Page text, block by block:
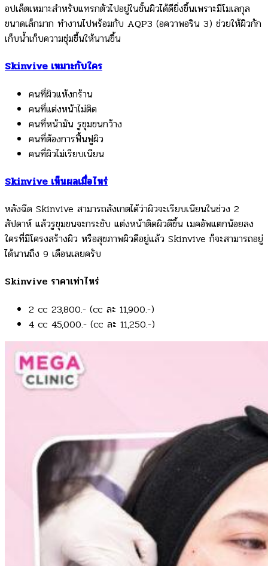
อปเล็ตเหมาะสำหรับแทรกตัวไปอยู่ในชั้นผิวได้ดียิ่งขึ้นเพราะมีโมเลกุล
ขนาดเล็กมาก ทำงานไปพร้อมกับ AQP3 (อควาพอริน 3) ช่วยให้ผิวกัก
เก็บน้ำเก็บความชุ่มชื้นให้นานขึ้น
Skinvive เหมาะกับใคร
คนที่ผิวแห้งกร้าน
คนที่แต่งหน้าไม่ติด
คนที่หน้ามัน รูขุมขนกว้าง
คนที่ต้องการฟื้นฟูผิว
คนที่ผิวไม่เรียบเนียน
Skinvive เห็นผลเมื่อไหร่
หลังฉีด Skinvive สามารถสังเกตได้ว่าผิวจะเรียบเนียนในช่วง 2
สัปดาห์ แล้วรูขุมขนจะกระชับ แต่งหน้าติดผิวดีขึ้น เมคอัพแตกน้อยลง
ใครที่มีโครงสร้างผิว หรือสุขภาพผิวดีอยู่แล้ว Skinvive ก็จะสามารถอยู่
ได้นานถึง 9 เดือนเลยครับ
Skinvive ราคาเท่าไหร่
2 cc 23,800.- (cc ละ 11,900.-)
4 cc 45,000.- (cc ละ 11,250.-)